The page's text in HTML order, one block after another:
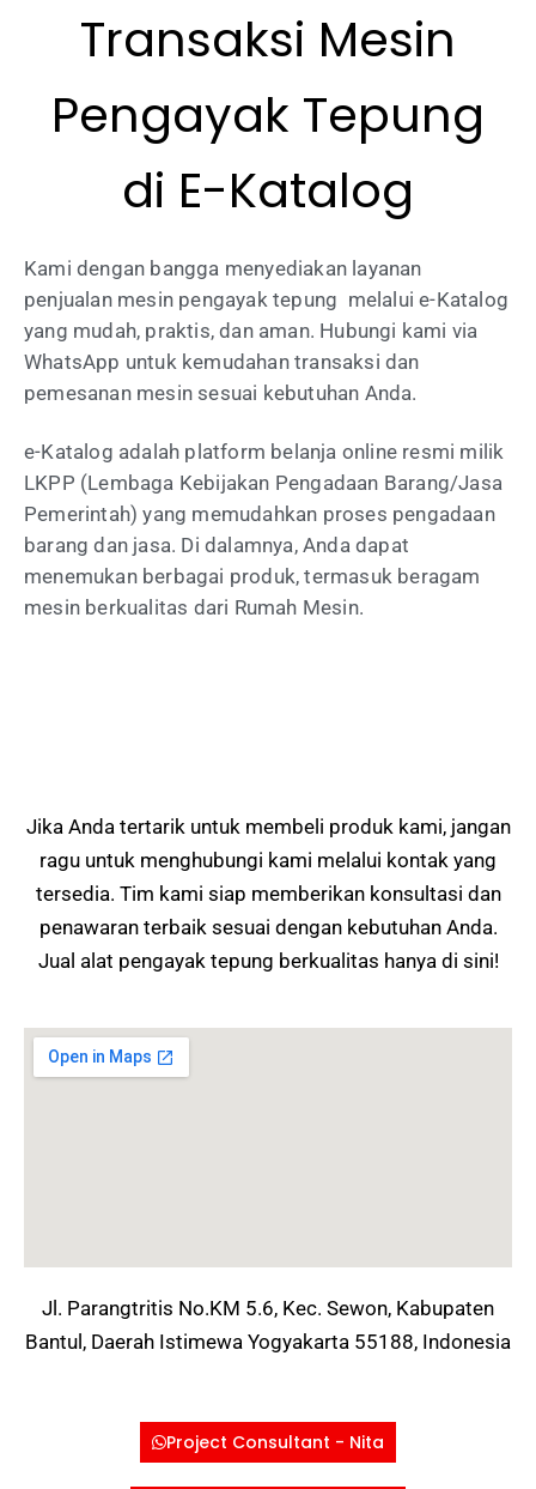
Transaksi Mesin
Pengayak Tepung
di E-Katalog
Kami dengan bangga menyediakan layanan
penjualan mesin pengayak tepung melalui e-Katalog
yang mudah, praktis, dan aman. Hubungi kami via
WhatsApp untuk kemudahan transaksi dan
pemesanan mesin sesuai kebutuhan Anda.
e-Katalog adalah platform belanja online resmi milik
LKPP (Lembaga Kebijakan Pengadaan Barang/Jasa
Pemerintah) yang memudahkan proses pengadaan
barang dan jasa. Di dalamnya, Anda dapat
menemukan berbagai produk, termasuk beragam
mesin berkualitas dari Rumah Mesin.
Jika Anda tertarik untuk membeli produk kami, jangan
ragu untuk menghubungi kami melalui kontak yang
tersedia. Tim kami siap memberikan konsultasi dan
penawaran terbaik sesuai dengan kebutuhan Anda.
Jual alat pengayak tepung berkualitas hanya di sini!
Jl. Parangtritis No.KM 5.6, Kec. Sewon, Kabupaten
Bantul, Daerah Istimewa Yogyakarta 55188, Indonesia
Project Consultant - Nita